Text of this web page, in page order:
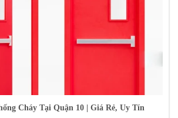
Cháy Tại Quận 10 | Giá Rẻ, Uy Tín